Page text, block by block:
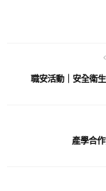
職安活動｜安全衛
產學合